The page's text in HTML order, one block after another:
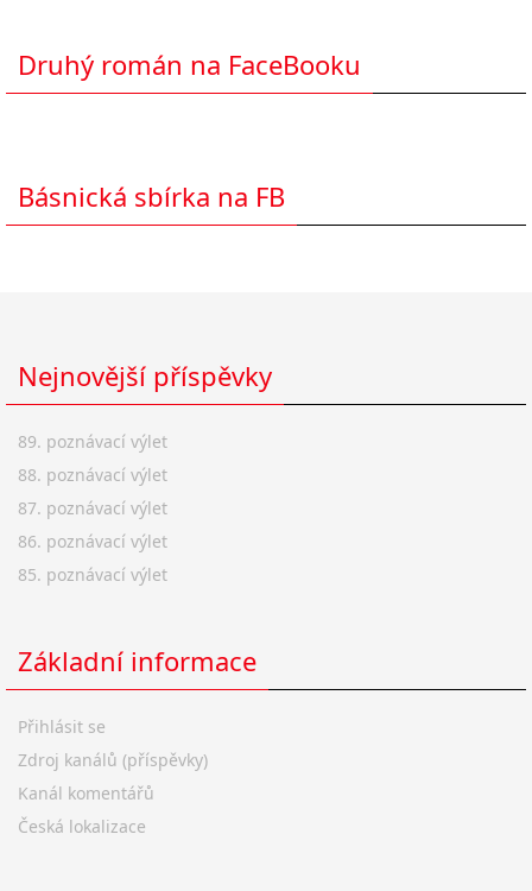
Druhý román na FaceBooku
Básnická sbírka na FB
Nejnovější příspěvky
89. poznávací výlet
88. poznávací výlet
87. poznávací výlet
86. poznávací výlet
85. poznávací výlet
Základní informace
Přihlásit se
Zdroj kanálů (příspěvky)
Kanál komentářů
Česká lokalizace